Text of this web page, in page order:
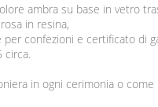
ambra su base in vetro
in resina,
confezioni e certificato di
circa.
in ogni cerimonia o come